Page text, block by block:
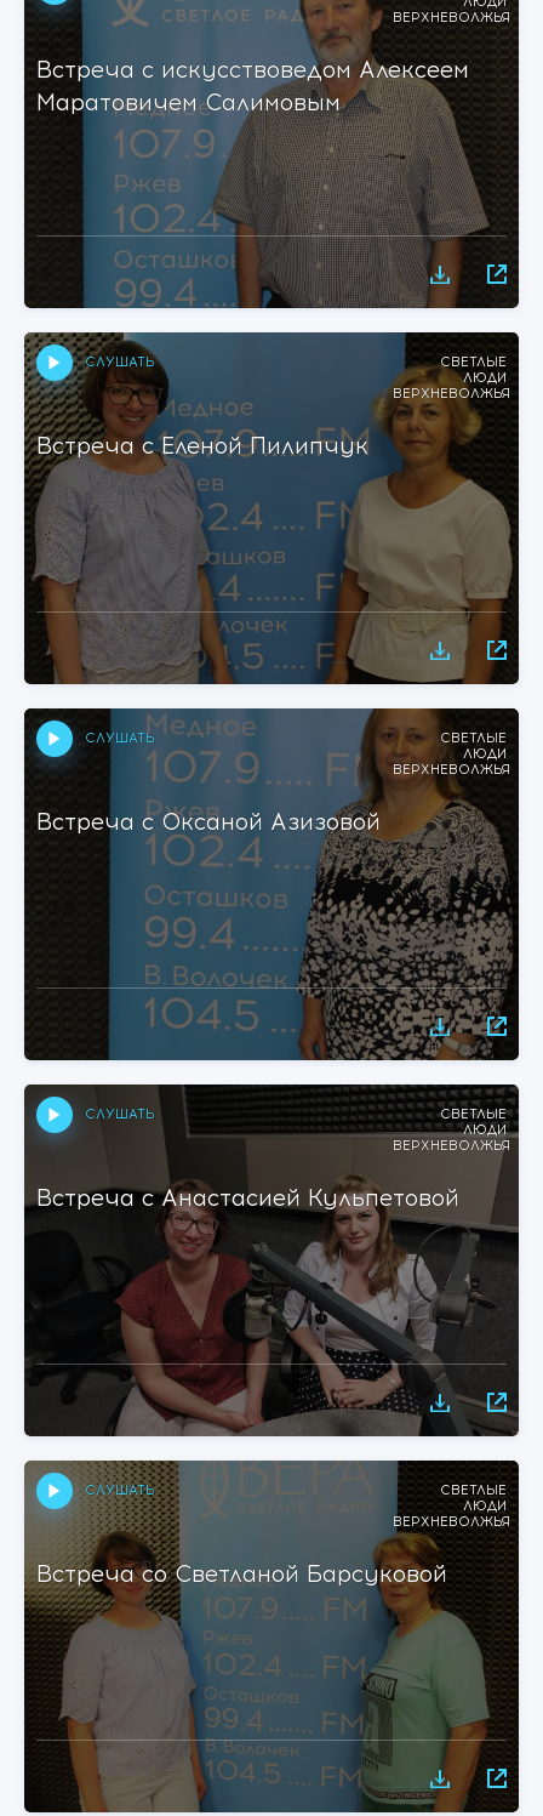
ВЕРХНЕВОЛЖЬЯ
Встреча с искусствоведом Алексеем
Маратовичем Салимовым
СЛУШАТЬ
СВЕТЛЫЕ
ЛЮДИ
ВЕРХНЕВОЛЖЬЯ
Встреча с Еленой Пилипчук
СЛУШАТЬ
СВЕТЛЫЕ
ЛЮДИ
ВЕРХНЕВОЛЖЬЯ
Встреча с Оксаной Азизовой
СЛУШАТЬ
СВЕТЛЫЕ
ЛЮДИ
ВЕРХНЕВОЛЖЬЯ
Встреча с Анастасией Кульпетовой
СЛУШАТЬ
СВЕТЛЫЕ
ЛЮДИ
ВЕРХНЕВОЛЖЬЯ
Встреча со Светланой Барсуковой